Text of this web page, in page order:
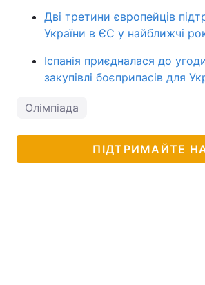
Дві третини європейців
України в ЄС у найближчі
Іспанія приєдналася до
закупівлі боєприпасів для
Олімпіада
ПІДТРИМАЙТЕ